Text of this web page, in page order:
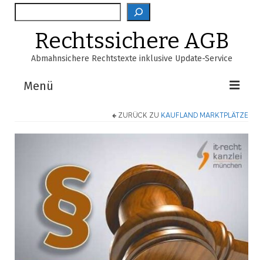
Suche
Rechtssichere AGB
Abmahnsichere Rechtstexte inklusive Update-Service
Menü
EasyScan
Über Uns
Warenkorb
ZURÜCK ZU KAUFLAND MARKTPLÄTZE